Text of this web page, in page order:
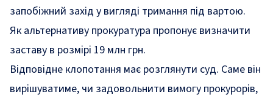
запобіжний захід у вигляді тримання під вартою.
Як альтернативу прокуратура пропонує визначити
заставу в розмірі 19 млн грн.
Відповідне клопотання має розглянути суд. Саме він
вирішуватиме, чи задовольнити вимогу прокурорів,